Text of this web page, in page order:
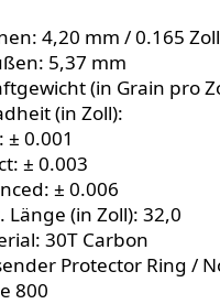
4,20 mm / 0.165 Zoll
5,37 mm
(in Grain pro
(in Zoll):
± 0.001
± 0.003
± 0.006
Länge (in Zoll): 32,0
30T Carbon
Protector Ring /
800